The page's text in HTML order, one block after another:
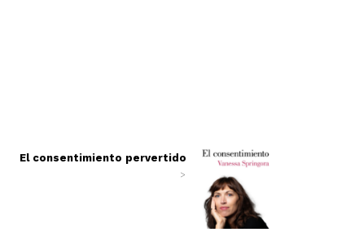
El consentimiento pervertido
>